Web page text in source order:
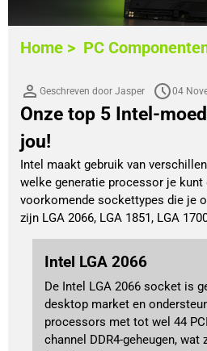
Home > PC
Geschreven door Jasper 04
Onze top 5 Intel-
jou!
Intel maakt gebruik van
welke generatie processor je kunt
voorkomende sockettypes die je
zijn LGA 2066, LGA 1851, LGA
Intel LGA 2066
De Intel LGA 2066 socket is
desktop market en
processors met tot wel 44
channel DDR4-geheugen,